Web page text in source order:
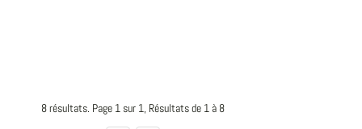
8 résultats. Page 1 sur 1, Résultats de 1 à 8